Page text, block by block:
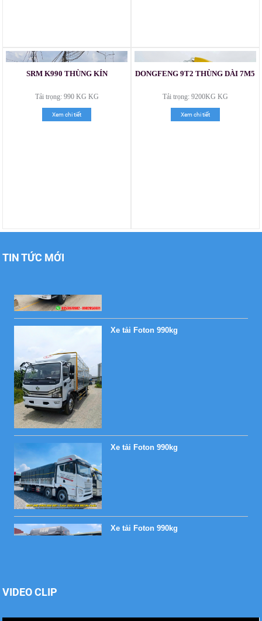
SRM K990 THÙNG KÍN
Tải trọng: 990 KG KG
Xem chi tiết
DONGFENG 9T2 THÙNG DÀI 7M5
Tải trọng: 9200KG KG
Xem chi tiết
TIN TỨC MỚI
Xe tải Foton 990kg
Xe tải Foton 990kg
VIDEO CLIP